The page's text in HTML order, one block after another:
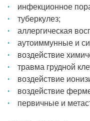
инфекционное
туберкулез;
аллергическая
аутоиммунные и
воздействие
травма грудной
воздействие
воздействие
первичные и